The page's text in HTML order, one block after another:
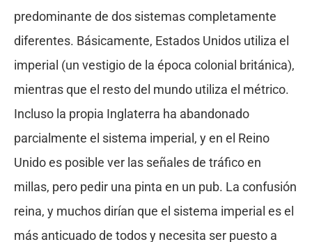
predominante de dos sistemas completamente
diferentes. Básicamente, Estados Unidos utiliza el
imperial (un vestigio de la época colonial británica),
mientras que el resto del mundo utiliza el métrico.
Incluso la propia Inglaterra ha abandonado
parcialmente el sistema imperial, y en el Reino
Unido es posible ver las señales de tráfico en
millas, pero pedir una pinta en un pub. La confusión
reina, y muchos dirían que el sistema imperial es el
más anticuado de todos y necesita ser puesto a